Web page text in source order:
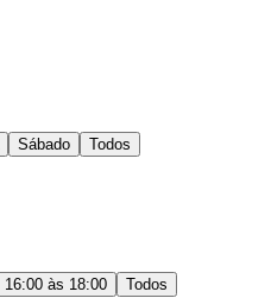
Sábado Todos
16:00 às 18:00
Todos